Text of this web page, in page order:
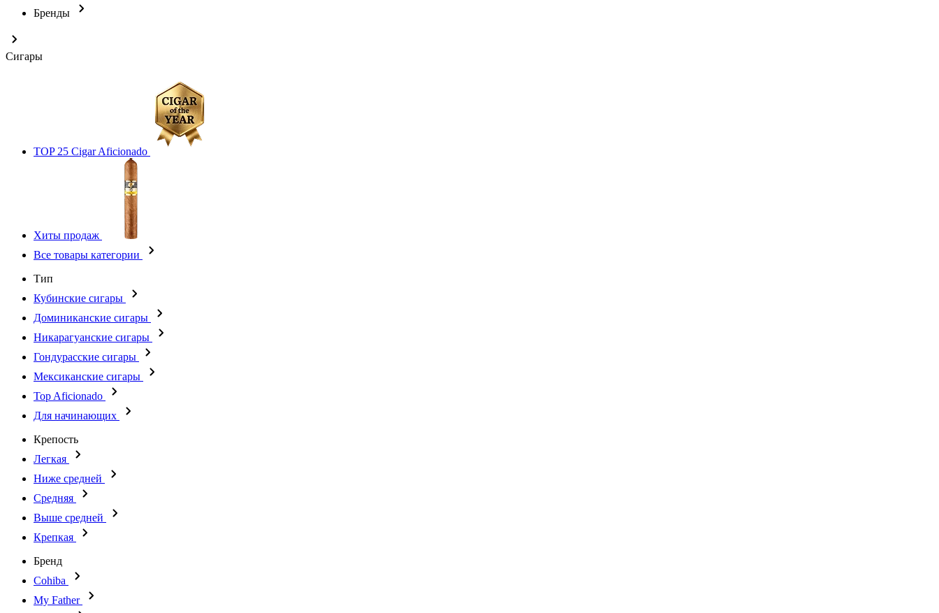
Бренды
Сигары
TOP 25 Cigar Aficionado
Хиты продаж
Все товары категории
Тип
Кубинские сигары
Доминиканские сигары
Никарагуанские сигары
Гондурасские сигары
Мексиканские сигары
Top Aficionado
Для начинающих
Крепость
Легкая
Ниже средней
Средняя
Выше средней
Крепкая
Бренд
Cohiba
My Father